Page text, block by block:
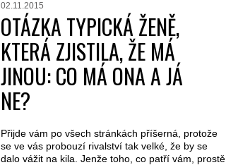
02.11.2015
OTÁZKA TYPICKÁ ŽENĚ,
KTERÁ ZJISTILA, ŽE MÁ
JINOU: CO MÁ ONA A JÁ
NE?
Přijde vám po všech stránkách příšerná, protože
se ve vás probouzí rivalství tak velké, že by se
dalo vážit na kila. Jenže toho, co patří vám, prostě